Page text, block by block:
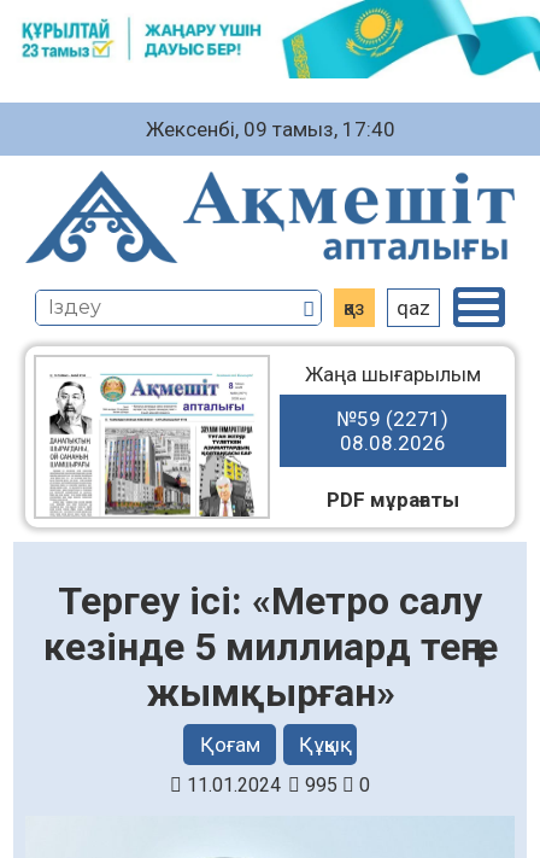
Жексенбі, 09 тамыз, 17:40
қаз qaz
Жаңа шығарылым
№59 (2271)
08.08.2026
PDF мұрағаты
Тергеу ісі: «Метро салу
кезінде 5 миллиард теңге
жымқырған»
Қоғам Құқық
11.01.2024 995 0